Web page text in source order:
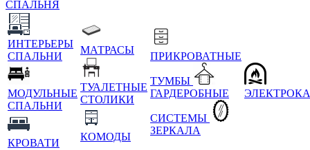
СПАЛЬНЯ
ИНТЕРЬЕРЫ
СПАЛЬНИ
МОДУЛЬНЫЕ
СПАЛЬНИ
КРОВАТИ
МАТРАСЫ
ТУАЛЕТНЫЕ
СТОЛИКИ
КОМОДЫ
ПРИКРОВАТНЫЕ
ТУМБЫ
ГАРДЕРОБНЫЕ
СИСТЕМЫ
ЗЕРКАЛА